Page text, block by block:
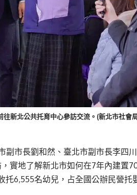
新北公共托育中心參訪交流。(新北市社會
市長劉和然、臺北市副市長李四
實地了解新北市如何在7年內建置
6,555名幼兒，占全國公辦民營托